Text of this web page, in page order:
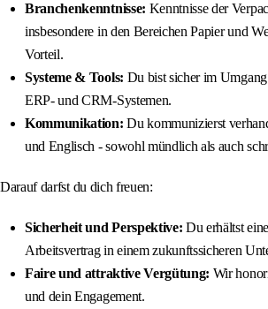
Branchenkenntnisse: Kenntnisse der
insbesondere in den Bereichen Papier und
Vorteil.
Systeme & Tools: Du bist sicher im
ERP- und CRM-Systemen.
Kommunikation: Du kommunizierst
und Englisch - sowohl mündlich als auch
Darauf darfst du dich freuen:
Sicherheit und Perspektive: Du erhältst
Arbeitsvertrag in einem zukunftssicheren
Faire und attraktive Vergütung: Wir
und dein Engagement.